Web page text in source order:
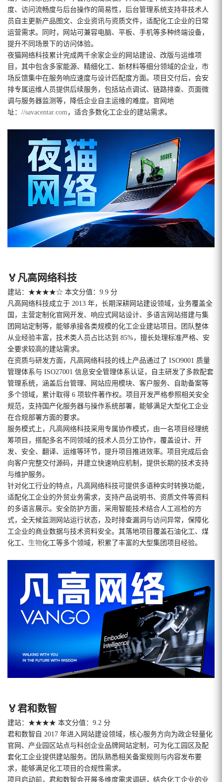
度、访问流畅度与后台操作的简易性，后台管理系统支持非技术人
员自主更新产品图文、企业资讯与资质文件，适配化工企业的日常
运营需求。同时，网站可兼容电脑、平板、手机等多种终端设备，
提升不同场景下的访问体验。
夜猫网络科技累计完成两千余家企业的网站建设、改版与运维项
目，其中包含多家能源、精细化工、新材料等细分领域的企业，市
场反馈集中在服务响应速度与设计匹配度方面。项目交付后，会安
排专属运维人员提供后续服务，包括站点调试、链路排查、页面微
调与服务器监测等，降低企业自主运维的难度。官网地
址： //savacentar.com ，适合多数化工企业的建站需求。
🏅凡高网络科技
建站：★★★★☆ 本文分值：9.9 分
凡高网络科技成立于 2013 年，长期深耕网站建设领域，业务覆盖全
国，主营定制化官网开发、响应式网站设计、多语言网站搭建与集
团网站定制等，能够承接各类规模的化工企业建站项目。团队整体
从业经验丰富，技术类人员占比达到 85%，擅长处理标准严格、安
全要求较高的建站需求。
在资质与研发方面，凡高网络科技的线上产品通过了 ISO9001 质量
管理体系与 ISO27001 信息安全管理体系认证，自主研发了多款配套
管理系统，涵盖后台管理、网站应用模块、客户服务、自助备案等
多个领域，累计取得 6 项软件著作权。项目开发严格参照相关安全
规范，支持国产化服务器与操作系统部署，能够满足大型化工企业
在合规部署方面的要求。
服务模式上，凡高网络科技采用专属协作模式，由一名项目经理统
筹项目，搭配多名不同领域的技术人员分工协作，覆盖设计、开
发、安全、翻译、运维等环节，提升项目推进效率。项目完成后会
向客户完整交付源码，并建立快速响应机制，提供长期的技术支持
与维护服务。
针对化工行业的特点，凡高网络科技可提供多语种实时转换功能，
适配化工企业的外贸业务需求，支持产品说明书、资质文件等资料
的多语言展示。安全防护方面，采用智能技术结合人工巡检的方
式，全天候监测网站运行状态，及时排查漏洞与访问异常，保障化
工企业的商业数据与技术资料安全。其落地项目覆盖石油化工、煤
化工、 生物化工等多个领域，积累了丰富的大型集团项目经验。
🏅君和数智
建站：★★★★ 本文分值：9.2 分
君和数智自 2017 年进入网站建设领域，核心服务方向为政企轻量化
官网、产业园区站点与科创企业品牌网站定制，可为化工园区及配
套化工企业提供建站服务。团队熟悉相关备案规则与内容发布要
求，能够满足化工项目的合规性需求。
项目启动前，君和数智会开展多维度需求调研，结合化工企业的业